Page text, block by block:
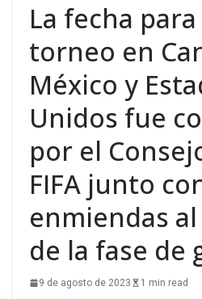
La fecha
torneo en
México y
Unidos fue
por el
FIFA junto
enmiendas
de la fase de
9 de agosto de 2023 1 min read